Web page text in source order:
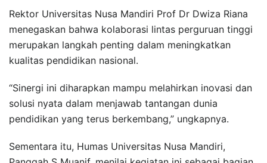
Rektor Universitas Nusa Mandiri Prof Dr Dwiza Riana
menegaskan bahwa kolaborasi lintas perguruan tinggi
merupakan langkah penting dalam meningkatkan
kualitas pendidikan nasional.
“Sinergi ini diharapkan mampu melahirkan inovasi dan
solusi nyata dalam menjawab tantangan dunia
pendidikan yang terus berkembang,” ungkapnya.
Sementara itu, Humas Universitas Nusa Mandiri,